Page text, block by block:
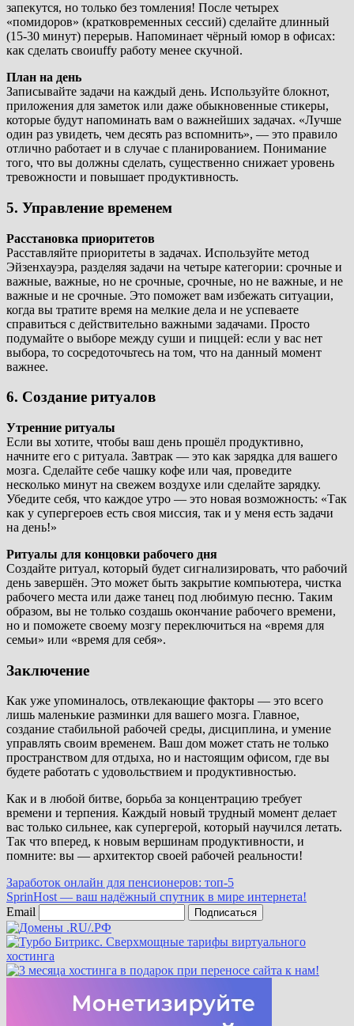
запекутся, но только без томления! После четырех
«помидоров» (кратковременных сессий) сделайте длинный
(15-30 минут) перерыв. Напоминает чёрный юмор в офисах:
как сделать своиuffy работу менее скучной.
План на день
Записывайте задачи на каждый день. Используйте блокнот,
приложения для заметок или даже обыкновенные стикеры,
которые будут напоминать вам о важнейших задачах. «Лучше
один раз увидеть, чем десять раз вспомнить», — это правило
отлично работает и в случае с планированием. Понимание
того, что вы должны сделать, существенно снижает уровень
тревожности и повышает продуктивность.
5. Управление временем
Расстановка приоритетов
Расставляйте приоритеты в задачах. Используйте метод
Эйзенхауэра, разделяя задачи на четыре категории: срочные и
важные, важные, но не срочные, срочные, но не важные, и не
важные и не срочные. Это поможет вам избежать ситуации,
когда вы тратите время на мелкие дела и не успеваете
справиться с действительно важными задачами. Просто
подумайте о выборе между суши и пиццей: если у вас нет
выбора, то сосредоточьтесь на том, что на данный момент
важнее.
6. Создание ритуалов
Утренние ритуалы
Если вы хотите, чтобы ваш день прошёл продуктивно,
начните его с ритуала. Завтрак — это как зарядка для вашего
мозга. Сделайте себе чашку кофе или чая, проведите
несколько минут на свежем воздухе или сделайте зарядку.
Убедите себя, что каждое утро — это новая возможность: «Так
как у супергероев есть своя миссия, так и у меня есть задачи
на день!»
Ритуалы для концовки рабочего дня
Создайте ритуал, который будет сигнализировать, что рабочий
день завершён. Это может быть закрытие компьютера, чистка
рабочего места или даже танец под любимую песню. Таким
образом, вы не только создашь окончание рабочего времени,
но и поможете своему мозгу переключиться на «время для
семьи» или «время для себя».
Заключение
Как уже упоминалось, отвлекающие факторы — это всего
лишь маленькие разминки для вашего мозга. Главное,
создание стабильной рабочей среды, дисциплина, и умение
управлять своим временем. Ваш дом может стать не только
пространством для отдыха, но и настоящим офисом, где вы
будете работать с удовольствием и продуктивностью.
Как и в любой битве, борьба за концентрацию требует
времени и терпения. Каждый новый трудный момент делает
вас только сильнее, как супергерой, который научился летать.
Так что вперед, к новым вершинам продуктивности, и
помните: вы — архитектор своей рабочей реальности!
Навигация
по
записям
Заработок онлайн для пенсионеров: топ-5
SprinHost — ваш надёжный спутник в мире интернета!
Email
Подписаться